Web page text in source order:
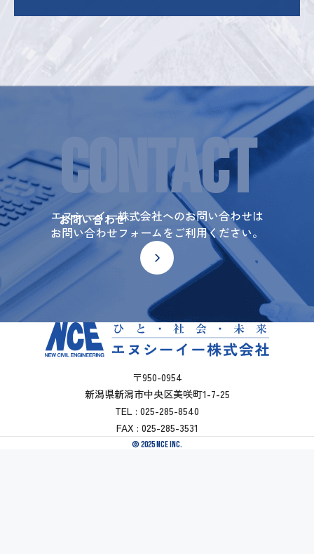
CONTACT
お問い合わせ
エヌシーイー株式会社へのお問い合わせは
お問い合わせフォームをご利用ください。
〒950-0954
新潟県新潟市中央区美咲町1-7-25
TEL : 025-285-8540
FAX : 025-285-3531
© 2025 NCE INC.